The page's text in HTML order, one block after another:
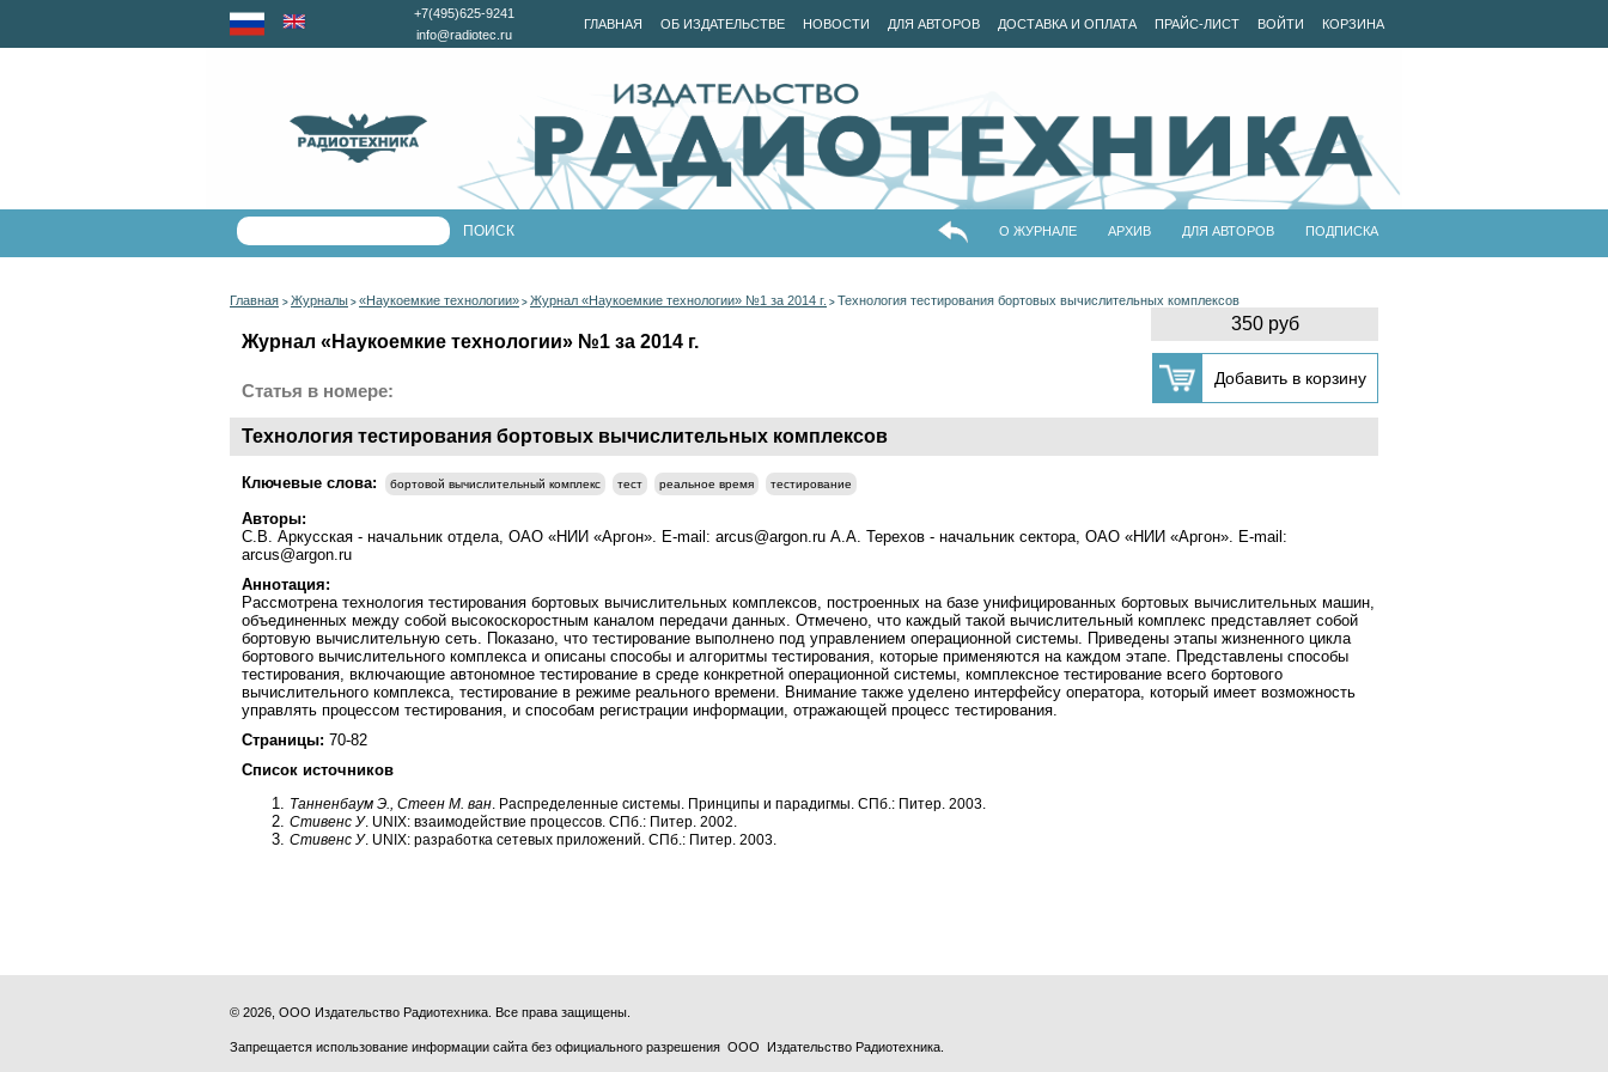
ГЛАВНАЯ ОБ ИЗДАТЕЛЬСТВЕ НОВОСТИ ДЛЯ АВТОРОВ ДОСТАВКА И ОПЛАТА ПРАЙС-ЛИСТ ВОЙТИ КОРЗИНА
+7(495)625-9241
info@radiotec.ru
О ЖУРНАЛЕ АРХИВ ДЛЯ АВТОРОВ ПОДПИСКА
Главная > Журналы > «Наукоемкие технологии» > Журнал «Наукоемкие технологии» №1 за 2014 г. > Технология тестирования бортовых вычислительных комплексов
350 руб
Журнал «Наукоемкие технологии» №1 за 2014 г.
Статья в номере:
Технология тестирования бортовых вычислительных комплексов
Ключевые слова: бортовой вычислительный комплекс тест реальное время тестирование
Авторы:
С.В. Аркусская - начальник отдела, ОАО «НИИ «Аргон». E-mail: arcus@argon.ru А.А. Терехов - начальник сектора, ОАО «НИИ «Аргон». E-mail:
arcus@argon.ru
Аннотация:
Рассмотрена технология тестирования бортовых вычислительных комплексов, построенных на базе унифицированных бортовых вычислительных машин,
объединенных между собой высокоскоростным каналом передачи данных. Отмечено, что каждый такой вычислительный комплекс представляет собой
бортовую вычислительную сеть. Показано, что тестирование выполнено под управлением операционной системы. Приведены этапы жизненного цикла
бортового вычислительного комплекса и описаны способы и алгоритмы тестирования, которые применяются на каждом этапе. Представлены способы
тестирования, включающие автономное тестирование в среде конкретной операционной системы, комплексное тестирование всего бортового
вычислительного комплекса, тестирование в режиме реального времени. Внимание также уделено интерфейсу оператора, который имеет возможность
управлять процессом тестирования, и способам регистрации информации, отражающей процесс тестирования.
Страницы: 70-82
Список источников
Танненбаум Э., Стеен М. ван. Распределенные системы. Принципы и парадигмы. СПб.: Питер. 2003.
Стивенс У. UNIX: взаимодействие процессов. СПб.: Питер. 2002.
Стивенс У. UNIX: разработка сетевых приложений. СПб.: Питер. 2003.
© 2026, ООО Издательство Радиотехника. Все права защищены.
Запрещается использование информации сайта без официального разрешения ООО Издательство Радиотехника.